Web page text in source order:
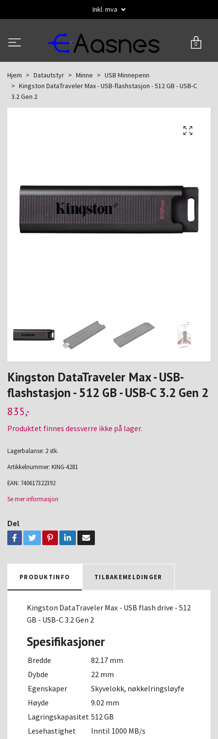
Inkl. mva
0
Hjem Datautstyr Minne
USB Minnepenn
Kingston DataTraveler Max - USB-flashstasjon - 512 GB - USB-C
3.2 Gen 2
Kingston DataTraveler Max - USB-
flashstasjon - 512 GB - USB-C 3.2 Gen 2
835,-
Produktet finnes dessverre ikke på lager.
Lagerbalanse: 2 stk.
Artikkelnummer: KING-4281
EAN: 740617322392
Se mer informasjon
Del
PRODUKTINFO TILBAKEMELDINGER
Kingston DataTraveler Max - USB flash drive - 512
GB - USB-C 3.2 Gen 2
Spesifikasjoner
Bredde
82.17 mm
Dybde
22 mm
Egenskaper
Skyvelokk, nøkkelringsløyfe
Høyde
9.02 mm
Lagringskapasitet 512 GB
Lesehastighet
Inntil 1000 MB/s